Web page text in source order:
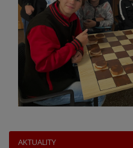
AKTUALITY